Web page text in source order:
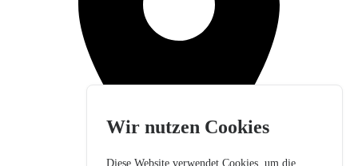
Wir nutzen Cookies
Diese Website verwendet Cookies, um die